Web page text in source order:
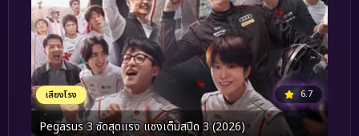
เสียงโรง 6.7
Pegasus 3 ซัดสุดแรง แซงเต็มสปีด 3 (2026)